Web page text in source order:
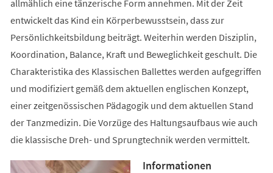
allmählich eine tänzerische Form annehmen. Mit der Zeit
entwickelt das Kind ein Körperbewusstsein, dass zur
Persönlichkeitsbildung beiträgt. Weiterhin werden Disziplin,
Koordination, Balance, Kraft und Beweglichkeit geschult. Die
Charakteristika des Klassischen Ballettes werden aufgegriffen
und modifiziert gemäß dem aktuellen englischen Konzept,
einer zeitgenössischen Pädagogik und dem aktuellen Stand
der Tanzmedizin. Die Vorzüge des Haltungsaufbaus wie auch
die klassische Dreh- und Sprungtechnik werden vermittelt.
Informationen